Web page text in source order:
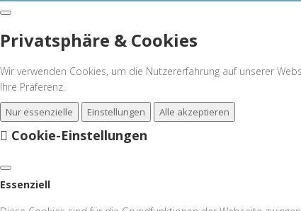
Privatsphäre & Cookies
Wir verwenden Cookies, um die Nutzererfahrung auf unserer
Ihre Präferenz.
Nur essenzielle Einstellungen Alle akzeptieren
Cookie-Einstellungen
Essenziell